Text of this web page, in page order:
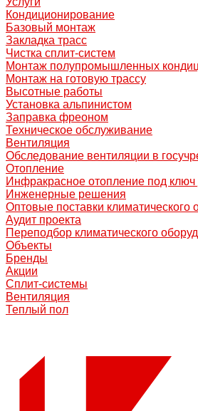
Кондиционирование
Базовый монтаж
Закладка трасс
Чистка сплит-систем
Монтаж полупромышленных
Монтаж на готовую трассу
Высотные работы
Установка альпинистом
Заправка фреоном
Техническое обслуживание
Вентиляция
Обследование вентиляции в
Отопление
Инфракрасное отопление под
Инженерные решения
Оптовые поставки климатического
Аудит проекта
Переподбор климатического
Объекты
Бренды
Акции
Сплит-системы
Вентиляция
Теплый пол